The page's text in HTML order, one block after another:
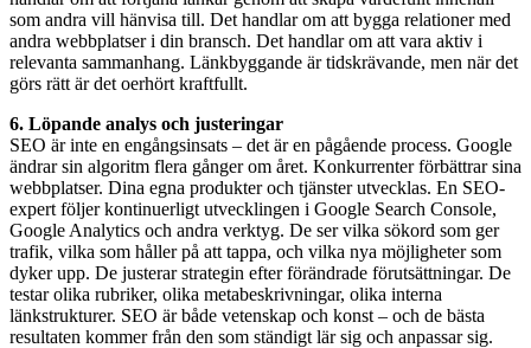
som andra vill hänvisa till. Det handlar om att bygga relationer med
andra webbplatser i din bransch. Det handlar om att vara aktiv i
relevanta sammanhang. Länkbyggande är tidskrävande, men när det
görs rätt är det oerhört kraftfullt.
6. Löpande analys och justeringar
SEO är inte en engångsinsats – det är en pågående process. Google
ändrar sin algoritm flera gånger om året. Konkurrenter förbättrar sina
webbplatser. Dina egna produkter och tjänster utvecklas. En SEO-
expert följer kontinuerligt utvecklingen i Google Search Console,
Google Analytics och andra verktyg. De ser vilka sökord som ger
trafik, vilka som håller på att tappa, och vilka nya möjligheter som
dyker upp. De justerar strategin efter förändrade förutsättningar. De
testar olika rubriker, olika metabeskrivningar, olika interna
länkstrukturer. SEO är både vetenskap och konst – och de bästa
resultaten kommer från den som ständigt lär sig och anpassar sig.